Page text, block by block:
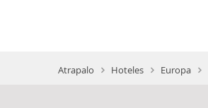
Atrapalo Hoteles Europa